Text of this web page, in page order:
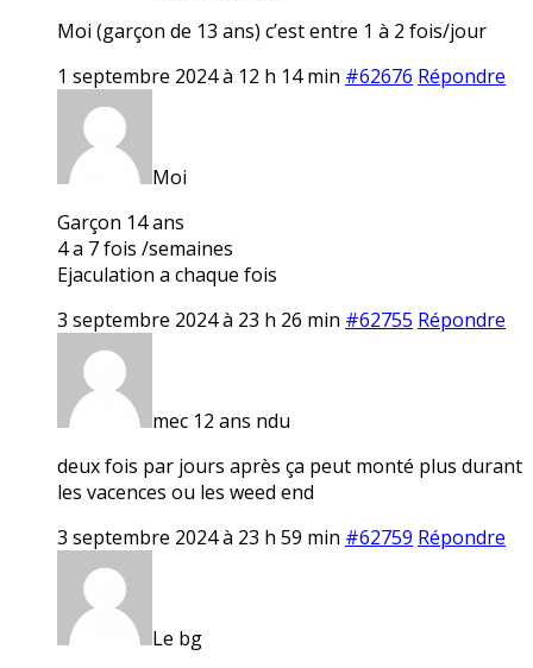
Moi (garçon de 13 ans) c’est entre 1 à 2 fois/jour
1 septembre 2024 à 12 h 14 min #62676 Répondre
Moi
Garçon 14 ans
4 a 7 fois /semaines
Ejaculation a chaque fois
3 septembre 2024 à 23 h 26 min #62755 Répondre
mec 12 ans ndu
deux fois par jours après ça peut monté plus durant
les vacences ou les weed end
3 septembre 2024 à 23 h 59 min #62759 Répondre
Le bg